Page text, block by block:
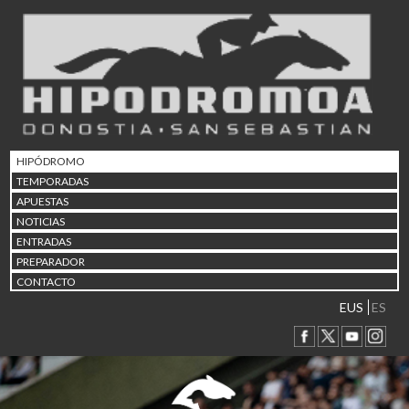
HIPÓDROMO
TEMPORADAS
APUESTAS
NOTICIAS
ENTRADAS
PREPARADOR
CONTACTO
EUS ES
02/08 17:30 Abuztuaren 2a / 2 de
Abuztuaren 9a / 9 de
12/08 12:08 Abuztaren 12a / 12 de
15/08 17:05 Abuztuaren 15a / 15 de
23/08 17:30 Abuztuaren 23a / 23 de
30/08 17:30 Abuztuaren 30a / 30 de
02/09 11:15
06/09 17:30 Irailaren 6a / 6 de
Irailaren 13a / 13 de
30/09 11:30 Irailaren 30a / 30 de